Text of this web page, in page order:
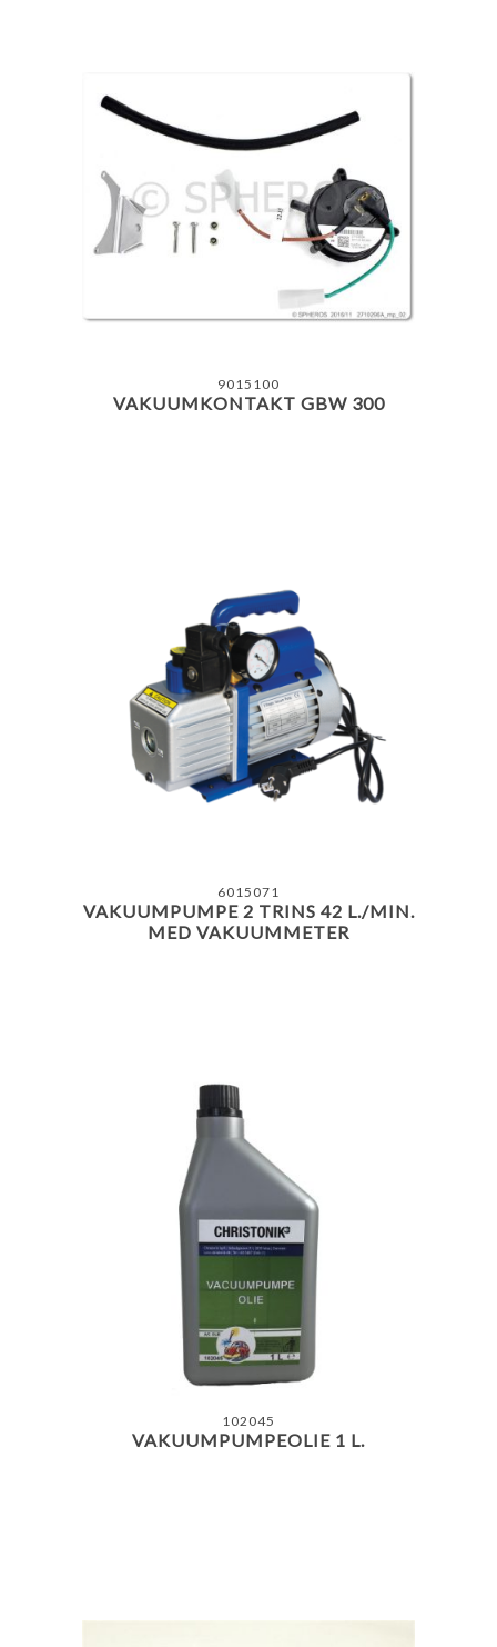
9015100
VAKUUMKONTAKT GBW 300
6015071
VAKUUMPUMPE 2 TRINS 42 L./MIN.
MED VAKUUMMETER
102045
VAKUUMPUMPEOLIE 1 L.